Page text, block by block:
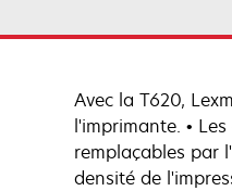
Avec la T620,
l'imprimante. •
remplaçables par
densité de